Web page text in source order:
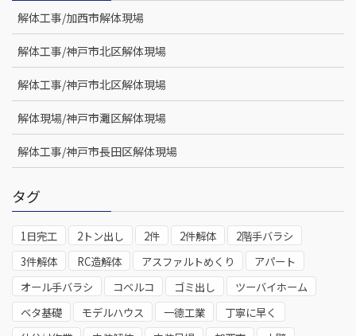
解体工事/加西市解体現場
解体工事/神戸市北区解体現場
解体工事/神戸市北区解体現場
解体現場/神戸市灘区解体現場
解体工事/神戸市長田区解体現場
タグ
1日完工 2トン出し 2件 2件解体
2階手バラシ
3件解体
RC造解体 アスファルトめくり
アパート
オール手バラシ
コベルコ ゴミ出し
ツーバイホーム
ベタ基礎
モデルハウス 一德工業
丁寧に早く